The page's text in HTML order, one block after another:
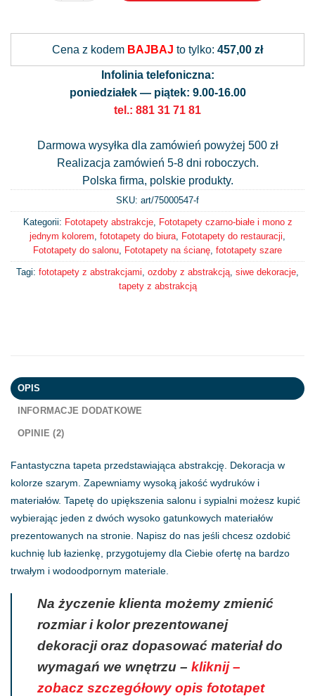
Cena z kodem BAJBAJ to tylko: 457,00 zł
Infolinia telefoniczna:
poniedziałek — piątek: 9.00-16.00
tel.: 881 31 71 81
Darmowa wysyłka dla zamówień powyżej 500 zł
Realizacja zamówień 5-8 dni roboczych.
Polska firma, polskie produkty.
SKU: art/75000547-f
Kategorii: Fototapety abstrakcje,
Fototapety czarno-białe i mono z
jednym kolorem fototapety do biura Fototapety do restauracji
Fototapety do salonu
Fototapety na ścianę fototapety szare
Tagi: fototapety z abstrakcjami ozdoby z abstrakcją siwe dekoracje
tapety z abstrakcją
OPIS
INFORMACJE DODATKOWE
OPINIE (2)
Fantastyczna tapeta przedstawiająca abstrakcję. Dekoracja w
kolorze szarym. Zapewniamy wysoką jakość wydruków i
materiałów. Tapetę do upiększenia salonu i sypialni możesz kupić
wybierając jeden z dwóch wysoko gatunkowych materiałów
prezentowanych na stronie. Napisz do nas jeśli chcesz ozdobić
kuchnię lub łazienkę, przygotujemy dla Ciebie ofertę na bardzo
trwałym i wodoodpornym materiale.
Na życzenie klienta możemy zmienić
rozmiar i kolor prezentowanej
dekoracji oraz dopasować materiał do
wymagań we wnętrzu – kliknij –
zobacz szczegółowy opis fototapet